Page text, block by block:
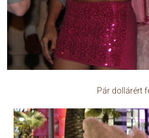
Pár dollárért